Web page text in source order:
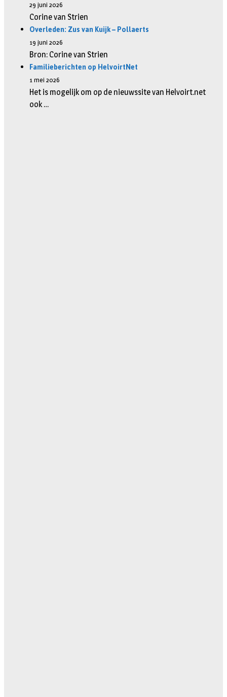
29 juni 2026
Corine van Strien
Overleden: Zus van Kuijk – Pollaerts
19 juni 2026
Bron: Corine van Strien
Familieberichten op HelvoirtNet
1 mei 2026
Het is mogelijk om op de nieuwssite van Helvoirt.net
ook …